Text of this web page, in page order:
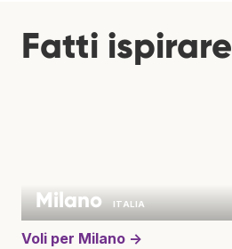
Fatti ispirare
Milano ITALIA
Voli per Milano →